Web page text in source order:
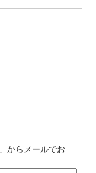
からメールでお